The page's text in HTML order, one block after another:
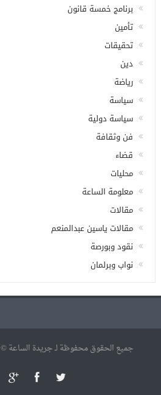
برنامج خمسة قانون
تأمين
تحقيقات
دين
رياضة
سياسة
سياسة دولية
فن وثقافة
قضاء
محليات
معلومة الساعة
مقالات
مقالات ياسين عبدالمنعم
نقود وبورصة
نواب وبرلمان
جميع الحقوق محفوظة لـ جريدة الساعة © 2017 تطوير